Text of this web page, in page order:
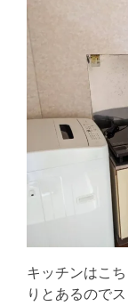
キッチンはこち
りとあるので